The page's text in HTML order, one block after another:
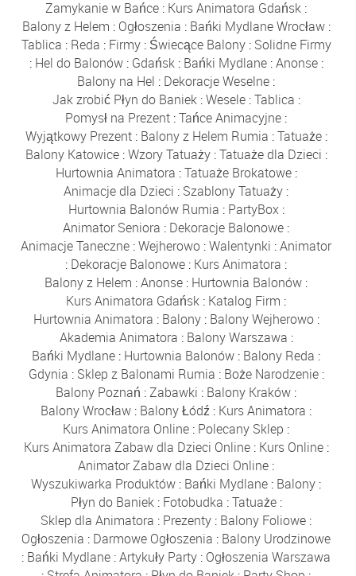
Zamykanie w Bańce : Kurs Animatora Gdańsk :
Balony z Helem : Ogłoszenia : Bańki Mydlane Wrocław:
Tablica : Reda : Firmy: Świecące Balony: Solidne Firmy
: Hel do Balonów: Gdańsk: Bańki Mydlane:Anonse:
Balony na Hel : Dekoracje Weselne :
Jak zrobić Płyn do Baniek:Wesele:Tablica :
Pomysł na Prezent :Tańce Animacyjne :
Wyjątkowy Prezent: Balony z Helem Rumia :Tatuaże:
Balony Katowice:Wzory Tatuaży:Tatuaże dla Dzieci :
Hurtownia Animatora :Tatuaże Brokatowe:
Animacje dla Dzieci : Szablony Tatuaży :
Hurtownia Balonów Rumia : PartyBox:
Animator Seniora : Dekoracje Balonowe :
Animacje Taneczne :Wejherowo :Walentynki :Animator
: Dekoracje Balonowe : Kurs Animatora :
Balony z Helem :Anonse : Hurtownia Balonów :
Kurs Animatora Gdańsk : Katalog Firm :
Hurtownia Animatora : Balony: Balony Wejherowo:
Akademia Animatora : Balony Warszawa :
Bańki Mydlane : Hurtownia Balonów : Balony Reda :
Gdynia : Sklep z Balonami Rumia : Boże Narodzenie:
Balony Poznań :Zabawki : Balony Kraków :
Balony Wrocław : Balony Łódź : Kurs Animatora :
Kurs Animatora Online : Polecany Sklep :
Kurs Animatora Zabaw dla Dzieci Online: Kurs Online:
Animator Zabaw dla Dzieci Online :
Wyszukiwarka Produktów : Bańki Mydlane : Balony :
Płyn do Baniek: Fotobudka :Tatuaże:
Sklep dla Animatora : Prezenty : Balony Foliowe :
Ogłoszenia : Darmowe Ogłoszenia : Balony Urodzinowe
: Bańki Mydlane :Artykuły Party : Ogłoszenia Warszawa